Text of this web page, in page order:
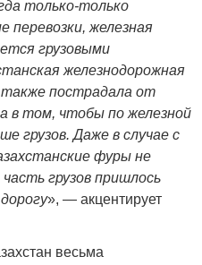
только-только
перевозки, железная
грузовыми
железнодорожная
пострадала от
в том, чтобы по железной
грузов. Даже в случае с
фуры не
грузов пришлось
», — акцентирует
весьма